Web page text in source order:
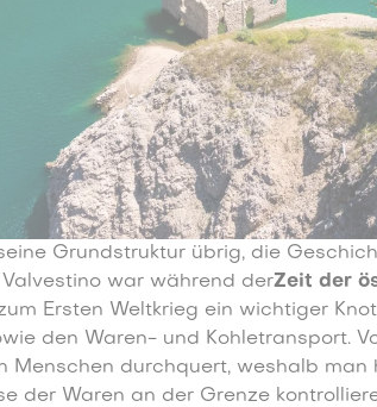
Grundstruktur übrig, die
war während derZeit der
Ersten Weltkrieg ein wichtiger
den Waren- und Kohletransport.
Menschen durchquert, weshalb man
der Waren an der Grenze